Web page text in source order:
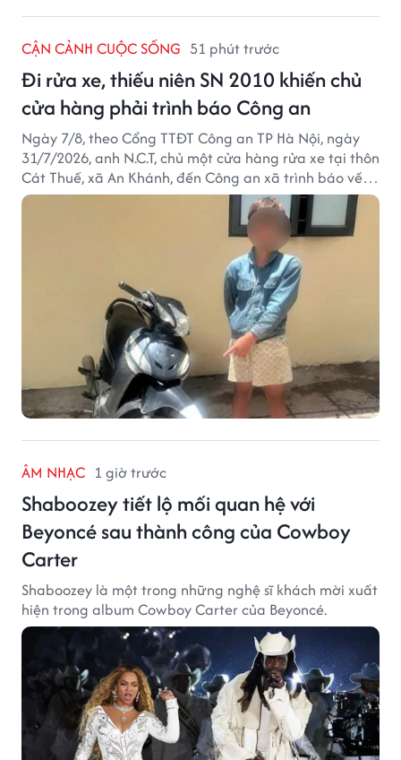
CẬN CẢNH CUỘC SỐNG 51 phút trước
Đi rửa xe, thiếu niên SN 2010 khiến chủ
cửa hàng phải trình báo Công an
Ngày 7/8, theo Cổng TTĐT Công an TP Hà Nội, ngày
31/7/2026, anh N.C.T, chủ một cửa hàng rửa xe tại thôn
Cát Thuế, xã An Khánh, đến Công an xã trình báo về
việc bị mất trộm chiếc xe máy Honda Wave. Trong cốp
xe còn có nhiều giấy tờ cá nhân và khoảng 1,2 triệu
ÂM NHẠC 1 giờ trước
Shaboozey tiết lộ mối quan hệ với
Beyoncé sau thành công của Cowboy
Carter
Shaboozey là một trong những nghệ sĩ khách mời xuất
hiện trong album Cowboy Carter của Beyoncé.